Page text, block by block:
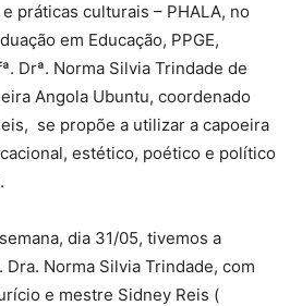
práticas culturais – PHALA, no
em Educação, PPGE,
Drª. Norma Silvia Trindade de
Angola Ubuntu, coordenado
se propõe a utilizar a capoeira
estético, poético e político
dia 31/05, tivemos a
Norma Silvia Trindade, com
e mestre Sidney Reis (